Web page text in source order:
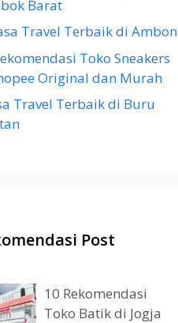
Barat
Travel Terbaik di Ambon
Toko Sneakers
Original dan Murah
Travel Terbaik di Buru
Post
10 Rekomendasi
Toko Batik di Jogja